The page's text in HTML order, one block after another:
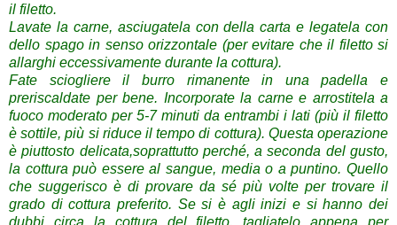
il filetto.
Lavate la carne, asciugatela con della carta e legatela con
dello spago in senso orizzontale (per evitare che il filetto si
allarghi eccessivamente durante la cottura).
Fate sciogliere il burro rimanente in una padella e
preriscaldate per bene. Incorporate la carne e arrostitela a
fuoco moderato per 5-7 minuti da entrambi i lati (più il filetto
è sottile, più si riduce il tempo di cottura). Questa operazione
è piuttosto delicata,soprattutto perché, a seconda del gusto,
la cottura può essere al sangue, media o a puntino. Quello
che suggerisco è di provare da sé più volte per trovare il
grado di cottura preferito. Se si è agli inizi e si hanno dei
dubbi circa la cottura del filetto, tagliatelo appena per